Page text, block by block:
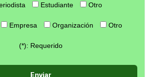
Estudiante Otro
Empresa Organización Otro
(*): Requerido